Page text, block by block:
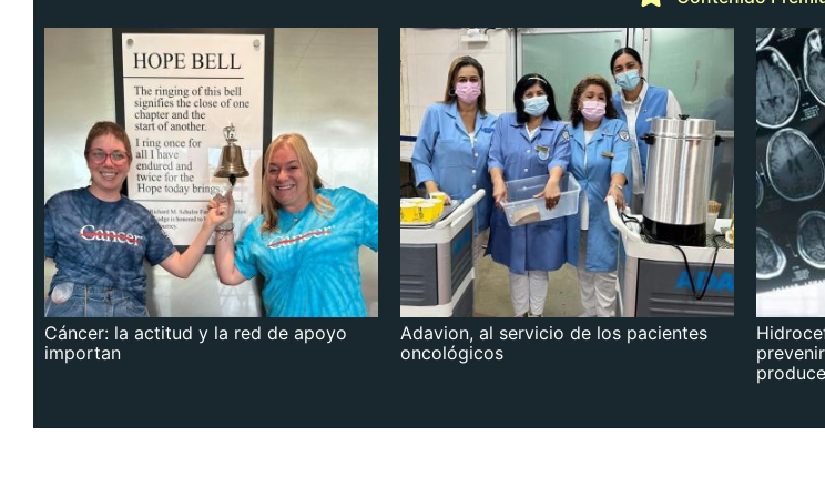
Cáncer: la actitud y la red de apoyo
importan
Adavion, al servicio de los pacientes
oncológicos